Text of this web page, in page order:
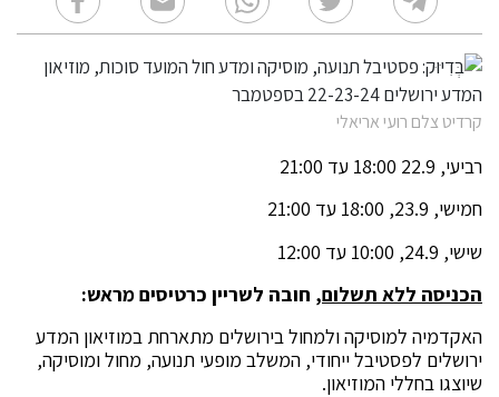
קרדיט צלם רועי אריאלי
רביעי, 22.9 18:00 עד 21:00
חמישי, 23.9, 18:00 עד 21:00
שישי, 24.9, 10:00 עד 12:00
הכניסה ללא תשלום, חובה לשריין כרטיסים מראש:
האקדמיה למוסיקה ולמחול בירושלים מתארחת במוזיאון המדע
ירושלים לפסטיבל ייחודי, המשלב מופעי תנועה, מחול ומוסיקה,
שיוצגו בחללי המוזיאון.